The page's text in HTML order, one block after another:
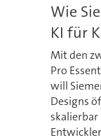
Wie
KI für
Mit den
Pro
will
Designs